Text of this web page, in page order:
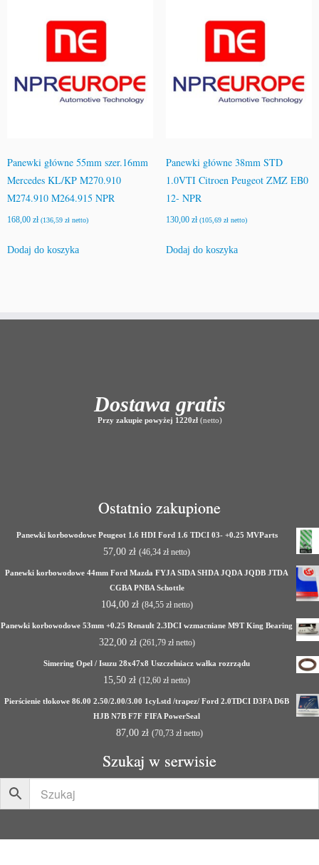
Panewki główne 55mm szer.16mm
Mercedes KL/KP M270.910
M274.910 M264.915 NPR
168,00 zł (136,59 zł netto)
Dodaj do koszyka
Panewki główne 38mm STD
1.0VTI Citroen Peugeot ZMZ EB0
12- NPR
130,00 zł (105,69 złnetto)
Dodaj do koszyka
Dostawa gratis
Przy zakupie powyżej 1220zł(netto)
Ostatnio zakupione
Panewki korbowodowe Peugeot 1.6 HDI Ford 1.6 TDCI 03- +0.25 MVParts
57,00 zł (46,34 zł netto)
Panewki korbowodowe 44mm Ford Mazda FYJA SIDA SHDA JQDA JQDB JTDA
CGBA PNBA Schottle
104,00 zł (84,55 złnetto)
Panewki korbowodowe 53mm +0.25 Renault 2.3DCI wzmacniane M9T King Bearing
322,00 zł (261,79 złnetto)
Simering Opel / Isuzu 28x47x8 Uszczelniacz wałka rozrządu
15,50 zł (12,60 zł netto)
Pierścienie tłokowe 86.00 2.50/2.00/3.00 1cyl.std /trapez/ Ford 2.0TDCI D3FA D6B
HJB N7B F7F FIFA PowerSeal
87,00 zł (70,73 zł netto)
Szukaj w serwisie